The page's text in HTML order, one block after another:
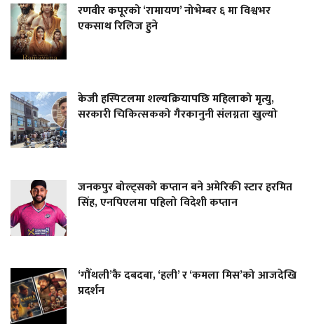
रणवीर कपूरको ‘रामायण’ नोभेम्बर ६ मा विश्वभर
एकसाथ रिलिज हुने
केजी हस्पिटलमा शल्यक्रियापछि महिलाको मृत्यु,
सरकारी चिकित्सकको गैरकानुनी संलग्नता खुल्यो
जनकपुर बोल्ट्सको कप्तान बने अमेरिकी स्टार हरमित
सिंह, एनपिएलमा पहिलो विदेशी कप्तान
‘गौँथली’कै दबदबा, ‘हली’ र ‘कमला मिस’को आजदेखि
प्रदर्शन